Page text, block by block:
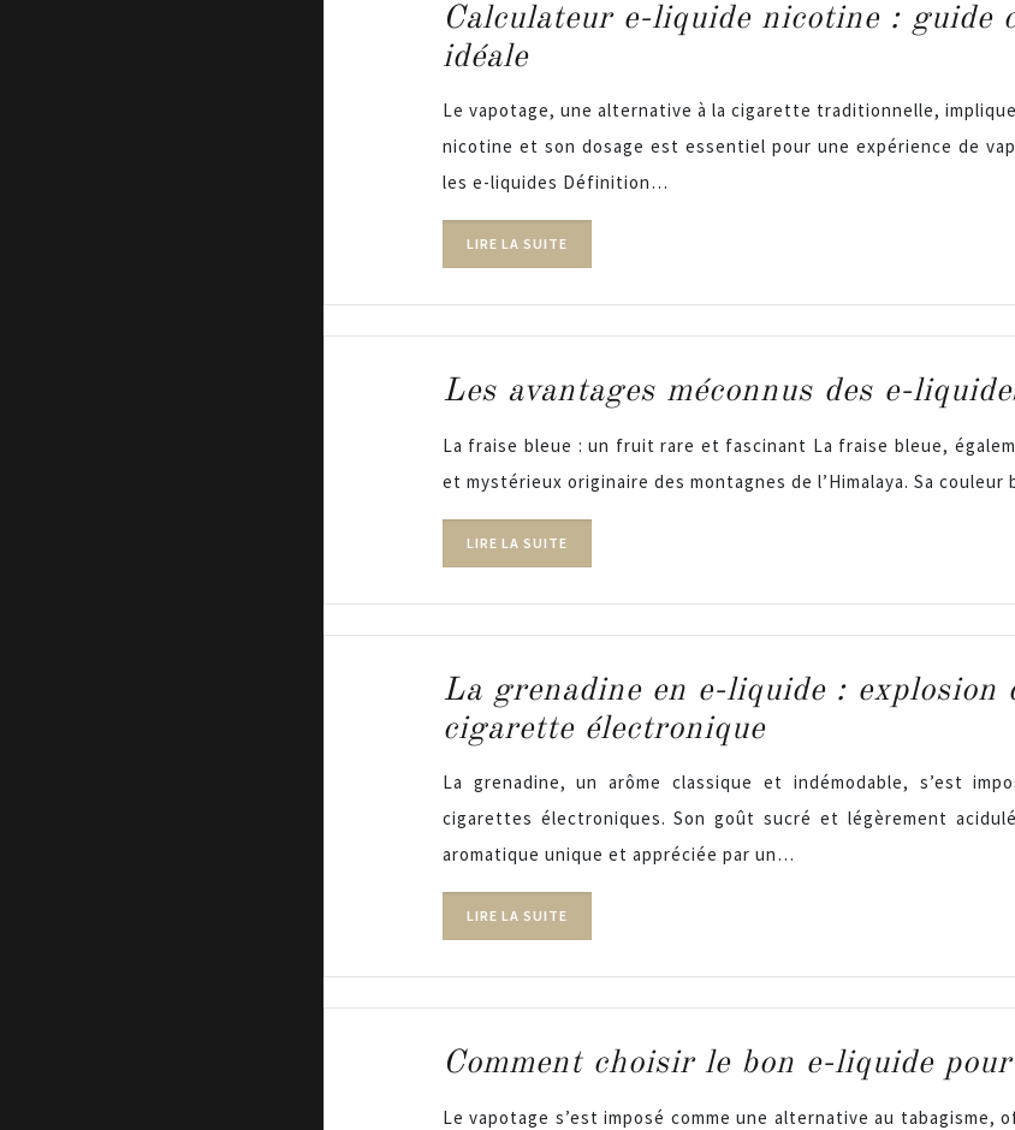
Calculateur e-liquide nicotine : guide
idéale
Le vapotage, une alternative à la cigarette traditionnelle,
nicotine et son dosage est essentiel pour une expérience de
les e-liquides Définition…
LIRE LA SUITE
Les avantages méconnus des e-
La fraise bleue : un fruit rare et fascinant La fraise bleue,
et mystérieux originaire des montagnes de l’Himalaya. Sa
LIRE LA SUITE
La grenadine en e-liquide : explosion
cigarette électronique
La grenadine, un arôme classique et indémodable, s’est
cigarettes électroniques. Son goût sucré et légèrement
aromatique unique et appréciée par un…
LIRE LA SUITE
Comment choisir le bon e-liquide
Le vapotage s’est imposé comme une alternative au